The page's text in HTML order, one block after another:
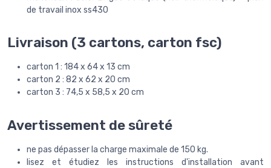
de travail inox ss430
Livraison (3 cartons, carton fsc)
carton 1 : 184 x 64 x 13 cm
carton 2 : 82 x 62 x 20 cm
carton 3 : 74,5 x 58,5 x 20 cm
Avertissement de sûreté
ne pas dépasser la charge maximale de 150 kg.
lisez et étudiez les instructions d'installation avant